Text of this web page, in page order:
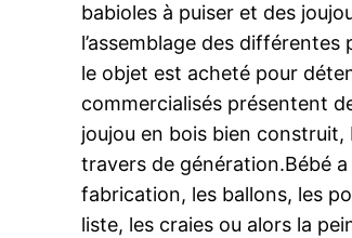
babioles à puiser et des
l’assemblage des
le objet est acheté pour
commercialisés présentent
joujou en bois bien construit,
travers de génération.Bébé
fabrication, les ballons, les
liste, les craies ou alors la